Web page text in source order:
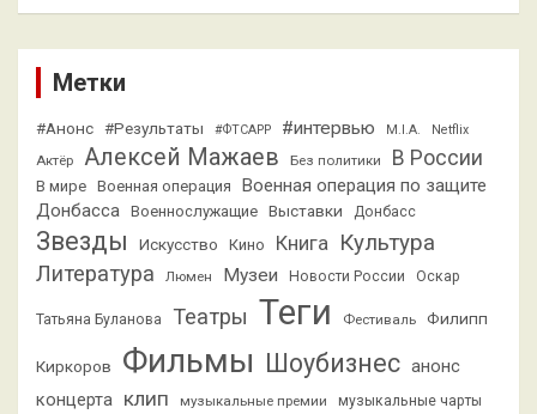
Метки
#Анонс #Результаты #ФТСАРР #интервью M.I.A. Netflix
Актёр Алексей Мажаев Без политики В России
В мире Военная операция
Военная операция по защите
Донбасса Военнослужащие Выставки Донбасс
Звезды Искусство Кино Книга Культура
Литература Люмен Музеи Новости России Оскар
Татьяна Буланова Театры Теги Фестиваль Филипп
Киркоров Фильмы Шоубизнес анонс
концерта клип музыкальные премии
музыкальные чарты